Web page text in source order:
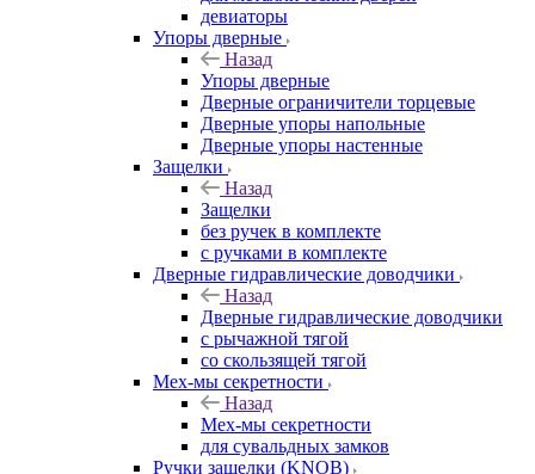
девиаторы
Упоры дверные
Назад
Упоры дверные
Дверные ограничители торцевые
Дверные упоры напольные
Дверные упоры настенные
Защелки
Назад
Защелки
без ручек в комплекте
с ручками в комплекте
Дверные гидравлические доводчики
Назад
Дверные гидравлические доводчики
с рычажной тягой
со скользящей тягой
Мех-мы секретности
Назад
Мех-мы секретности
для сувальдных замков
Ручки защелки (KNOB)